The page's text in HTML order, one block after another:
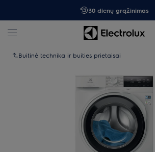
30 dienų grąžinimas
Buitinė technika ir buities prietaisai